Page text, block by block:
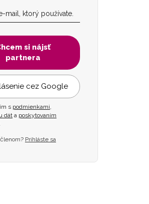
si nájsť
partnera
cez Google
s podmienkami,
dát a poskytovaním
Prihláste sa